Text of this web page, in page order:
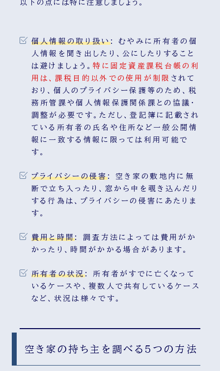
以下の点には特に注意しましょう。
個人情報の取り扱い:
むやみに所有者の個
人情報を聞き出したり、公にしたりすること
は避けましょう。特に固定資産課税台帳の利
用は、課税目的以外での使用が制限 されて
おり、個人のプライバシー保護等のため、税
務所管課や個人情報保護関係課との協議・
調整が必要です。ただし、登記簿に記載され
ている所有者の氏名や住所など一般公開情
報に一致する情報に限っては利用可能で
す。
プライバシーの侵害:
空き家の敷地内に無
断で立ち入ったり、窓から中を覗き込んだり
する行為は、プライバシーの侵害にあたりま
す。
費用と時間:
調査方法によっては費用がか
かったり、時間がかかる場合があります。
所有者の状況:
所有者がすでに亡くなって
いるケースや、複数人で共有しているケース
など、状況は様々です。
空き家の持ち主を調べる5つの方法